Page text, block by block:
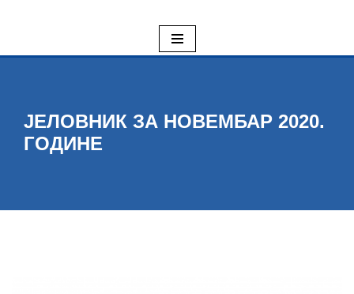
na
ЈЕЛОВНИК ЗА НОВЕМБАР 2020.
ГОДИНЕ